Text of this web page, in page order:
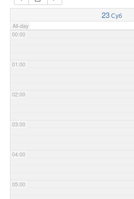
23 Суб
All-day
00:00
01:00
02:00
03:00
04:00
05:00